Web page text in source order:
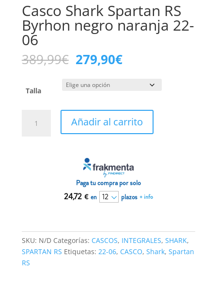
Casco Shark Spartan RS
Byrhon negro naranja 22-
06
389,99€ El
precio
original
era:
279,90€El
precio
actual
Talla
Shark
Añadir al carrito
Paga tu compra por solo
24,72 € en plazos + info
SKU: N/D Categorías: CASCOS, INTEGRALES, SHARK,
SPARTAN RS Etiquetas: 22-06, CASCO, Shark, Spartan
RS